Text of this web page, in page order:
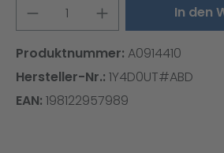
In den
Produktnummer: A0914410
Hersteller-Nr.: 1Y4D0UT#ABD
EAN: 198122957989